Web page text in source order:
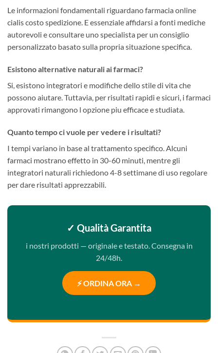
Le informazioni fondamentali riguardano farmacia online
cialis costo spedizione. E essenziale affidarsi a fonti mediche
autorevoli e consultare uno specialista per un consiglio
personalizzato basato sulla propria situazione specifica.
Esistono alternative naturali ai farmaci?
Si, esistono integratori e modifiche dello stile di vita che
possono aiutare. Tuttavia, per risultati rapidi e sicuri, i farmaci
approvati rimangono l opzione piu efficace e studiata.
Quanto tempo ci vuole per vedere i risultati?
I tempi variano in base al trattamento specifico. Alcuni
farmaci mostrano effetto in 30-60 minuti, mentre gli
integratori naturali richiedono 4-8 settimane di uso regolare
per dare risultati apprezzabili.
✓ Qualità Garantita
i nostri prodotti — originale e testato. Consegna in
24/48h.
⚡ ORDINA ORA →